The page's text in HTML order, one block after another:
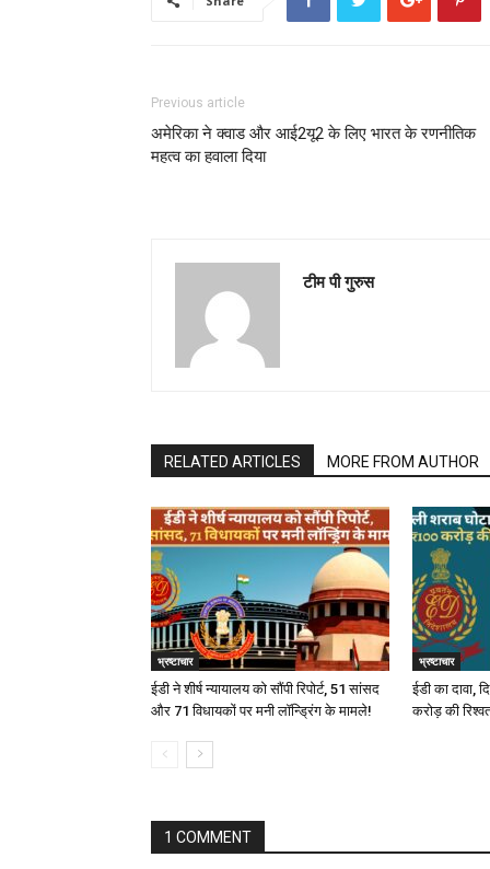
Previous article
अमेरिका ने क्वाड और आई2यू2 के लिए भारत के रणनीतिक
महत्व का हवाला दिया
टीम पी गुरुस
RELATED ARTICLES MORE FROM AUTHOR
भ्रष्टाचार
ईडी ने शीर्ष न्यायालय को सौंपी रिपोर्ट, 51 सांसद
और 71 विधायकों पर मनी लॉन्ड्रिंग के मामले!
भ्रष्टाचार
ईडी का दावा,
करोड़ की
1 COMMENT